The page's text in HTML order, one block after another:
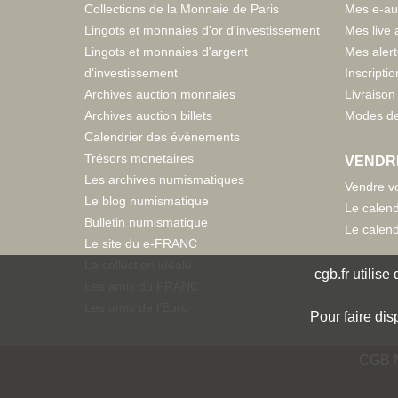
Collections de la Monnaie de Paris
Lingots et monnaies d'or d'investissement
Lingots et monnaies d'argent
d'investissement
Archives auction monnaies
Archives auction billets
Calendrier des évènements
Trésors monetaires
Les archives numismatiques
Le blog numismatique
Bulletin numismatique
Le site du e-FRANC
Mes e-
Mes live
Mes
Modes
Vendre
Le
Le
cgb.fr utilise
Pour faire